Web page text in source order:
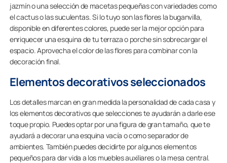
jazmín o una selección de macetas pequeñas con variedades como
el cactus o las suculentas. Si lo tuyo son las flores la buganvilla,
disponible en diferentes colores, puede ser la mejor opción para
enriquecer una esquina de tu terraza o porche sin sobrecargar el
espacio. Aprovecha el color de las flores para combinar con la
decoración final.
Elementos decorativos seleccionados
Los detalles marcan en gran medida la personalidad de cada casa y
los elementos decorativos que selecciones te ayudarán a darle ese
toque propio. Puedes optar por una figura de gran tamaño, que te
ayudará a decorar una esquina vacía o como separador de
ambientes. También puedes decidirte por algunos elementos
pequeños para dar vida a los muebles auxiliares o la mesa central.